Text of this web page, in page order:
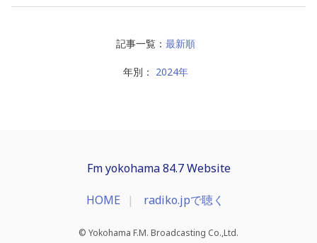
記事一覧： 最新順
年別： 2024年
Fm yokohama 84.7 Website
HOME radiko.jpで聴く
© Yokohama F.M. Broadcasting Co.,Ltd.